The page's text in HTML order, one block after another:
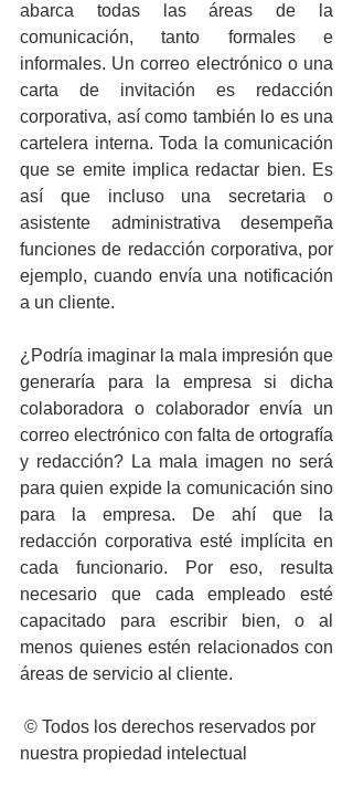
abarca todas las áreas de la
comunicación, tanto formales e
informales. Un correo electrónico o una
carta de invitación es redacción
corporativa, así como también lo es una
cartelera interna. Toda la comunicación
que se emite implica redactar bien. Es
así que incluso una secretaria o
asistente administrativa desempeña
funciones de redacción corporativa, por
ejemplo, cuando envía una notificación
a un cliente.
¿Podría imaginar la mala impresión que
generaría para la empresa si dicha
colaboradora o colaborador envía un
correo electrónico con falta de ortografía
y redacción? La mala imagen no será
para quien expide la comunicación sino
para la empresa. De ahí que la
redacción corporativa esté implícita en
cada funcionario. Por eso, resulta
necesario que cada empleado esté
capacitado para escribir bien, o al
menos quienes estén relacionados con
áreas de servicio al cliente.
nuestra propiedad intelectual